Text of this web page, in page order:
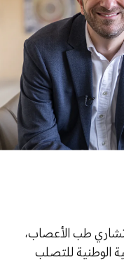
طب الأعصاب،
الوطنية للتصلب